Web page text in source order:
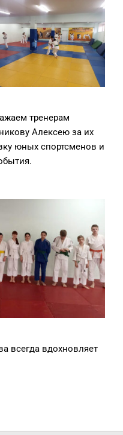
тренерам
Алексею за их
юных спортсменов и
всегда вдохновляет